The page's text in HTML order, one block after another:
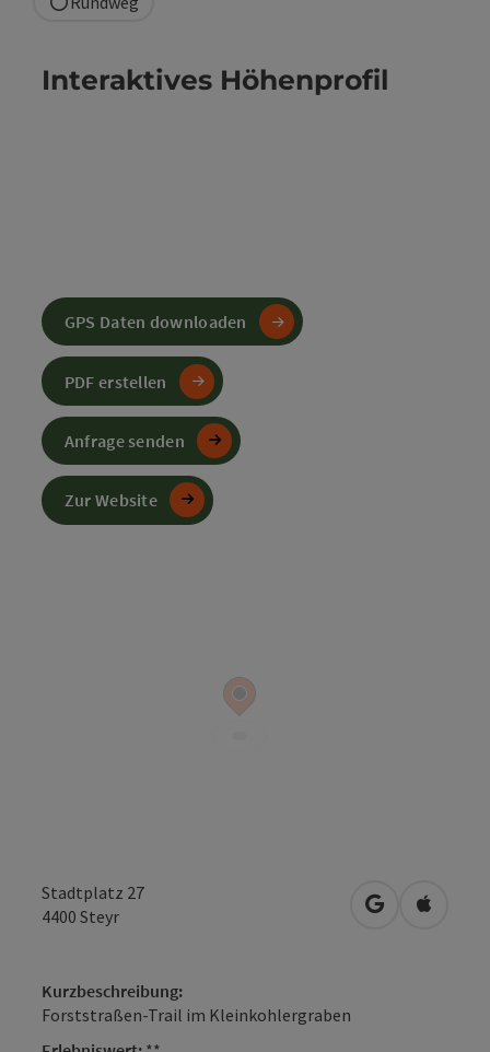
Stadtplatz 27
4400 Steyr in Google
in
Kurzbeschreibung:
Forststraßen-Trail im Kleinkohlergraben
Interaktives Höhenprofil
GPS Daten downloaden
PDF erstellen
Anfrage senden
Zur Website